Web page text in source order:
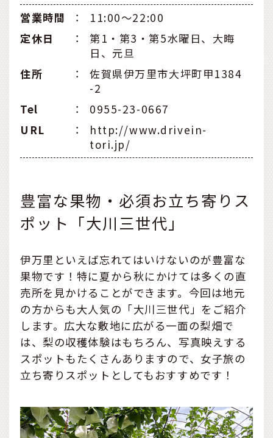
営業時間
：
11:00～22:00
定休日
：
第1・第3・第5水曜日、大晦
日、元旦
住所
：
佐賀県伊万里市大坪町甲1384
-2
Tel
：
0955-23-0667
URL
：
http://www.drivein-
tori.jp/
豊富な果物・必須お立ち寄りス
ポット「大川三世代」
伊万里といえば忘れてはいけないのが豊富な
果物です！特に夏から秋にかけては多くの直
売所を見かけることができます。今回は地元
の方からも大人気の「大川三世代」をご紹介
します。広大な敷地に広がる一面の梨畑で
は、梨の収穫体験はもちろん、写真映えする
スポットもたくさんありますので、女子旅の
立ち寄りスポットとしてもおすすめです！